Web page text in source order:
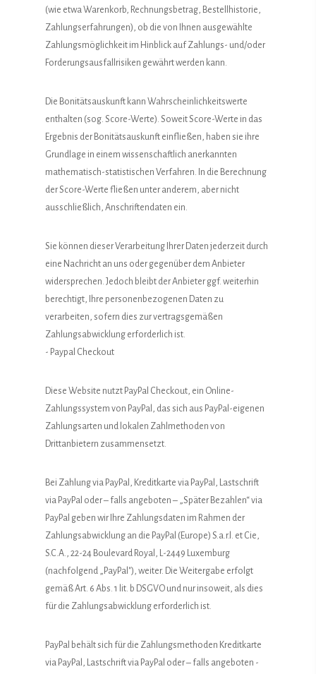
(wie etwa Warenkorb, Rechnungsbetrag, Bestellhistorie,
Zahlungserfahrungen), ob die von Ihnen ausgewählte
Zahlungsmöglichkeit im Hinblick auf Zahlungs- und/oder
Forderungsausfallrisiken gewährt werden kann.
Die Bonitätsauskunft kann Wahrscheinlichkeitswerte
enthalten (sog. Score-Werte). Soweit Score-Werte in das
Ergebnis der Bonitätsauskunft einfließen, haben sie ihre
Grundlage in einem wissenschaftlich anerkannten
mathematisch-statistischen Verfahren. In die Berechnung
der Score-Werte fließen unter anderem, aber nicht
ausschließlich, Anschriftendaten ein.
Sie können dieser Verarbeitung Ihrer Daten jederzeit durch
eine Nachricht an uns oder gegenüber dem Anbieter
widersprechen. Jedoch bleibt der Anbieter ggf. weiterhin
berechtigt, Ihre personenbezogenen Daten zu
verarbeiten, sofern dies zur vertragsgemäßen
Zahlungsabwicklung erforderlich ist.
- Paypal Checkout
Diese Website nutzt PayPal Checkout, ein Online-
Zahlungssystem von PayPal, das sich aus PayPal-eigenen
Zahlungsarten und lokalen Zahlmethoden von
Drittanbietern zusammensetzt.
Bei Zahlung via PayPal, Kreditkarte via PayPal, Lastschrift
via PayPal oder – falls angeboten – „Später Bezahlen“ via
PayPal geben wir Ihre Zahlungsdaten im Rahmen der
Zahlungsabwicklung an die PayPal (Europe) S.a.r.l. et Cie,
S.C.A., 22-24 Boulevard Royal, L-2449 Luxemburg
(nachfolgend „PayPal"), weiter. Die Weitergabe erfolgt
gemäß Art. 6 Abs. 1 lit. b DSGVO und nur insoweit, als dies
für die Zahlungsabwicklung erforderlich ist.
PayPal behält sich für die Zahlungsmethoden Kreditkarte
via PayPal, Lastschrift via PayPal oder – falls angeboten -